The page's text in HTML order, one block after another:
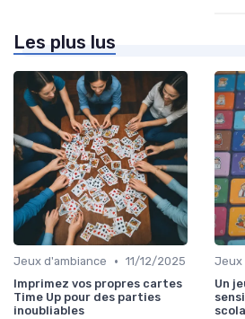
Les plus lus
Jeux d'ambiance • 11/12/2025
Imprimez vos propres cartes
Time Up pour des parties
inoubliables
Un